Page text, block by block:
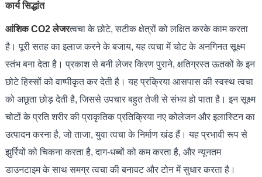
कार्य सिद्धांत
आंशिक CO2 लेजरत्वचा के छोटे, सटीक क्षेत्रों को लक्षित करके काम करता
है। पूरी सतह का इलाज करने के बजाय, यह त्वचा में चोट के अनगिनत सूक्ष्म
स्तंभ बना देता है। प्रकाश से बनी लेजर किरण पुराने, क्षतिग्रस्त ऊतकों के इन
छोटे हिस्सों को वाष्पीकृत कर देती है। यह प्रक्रिया आसपास की स्वस्थ त्वचा
को अछूता छोड़ देती है, जिससे उपचार बहुत तेजी से संभव हो पाता है। इन सूक्ष्म
चोटों के प्रति शरीर की प्राकृतिक प्रतिक्रिया नए कोलेजन और इलास्टिन का
उत्पादन करना है, जो ताजा, युवा त्वचा के निर्माण खंड हैं। यह प्रभावी रूप से
झुर्रियों को चिकना करता है, दाग-धब्बों को कम करता है, और न्यूनतम
डाउनटाइम के साथ समग्र त्वचा की बनावट और टोन में सुधार करता है।